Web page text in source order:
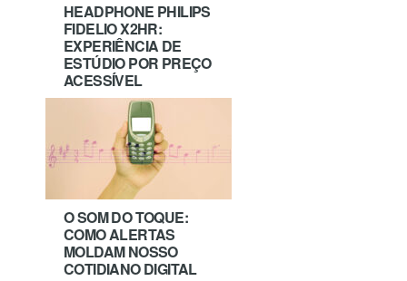
HEADPHONE PHILIPS
FIDELIO X2HR:
EXPERIÊNCIA DE
ESTÚDIO POR PREÇO
ACESSÍVEL
O SOM DO TOQUE:
COMO ALERTAS
MOLDAM NOSSO
COTIDIANO DIGITAL